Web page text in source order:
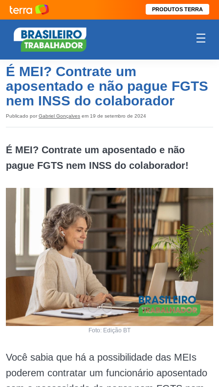
PRODUTOS TERRA
É MEI? Contrate um
aposentado e não pague FGTS
nem INSS do colaborador
Publicado por Gabriel Gonçalves em 19 de setembro de 2024
É MEI? Contrate um aposentado e não
pague FGTS nem INSS do colaborador!
Foto: Edição BT
Você sabia que há a possibilidade das MEIs
poderem contratar um funcionário aposentado